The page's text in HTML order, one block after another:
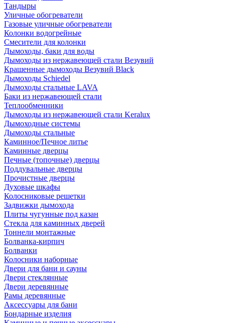
Тандыры
Уличные обогреватели
Газовые уличные обогреватели
Колонки водогрейные
Смесители для колонки
Дымоходы, баки для воды
Дымоходы из нержавеющей стали Везувий
Крашенные дымоходы Везувий Black
Дымоходы Schiedel
Дымоходы стальные LAVA
Баки из нержавеющей стали
Теплообменники
Дымоходы из нержавеющей стали Keralux
Дымоходные системы
Дымоходы стальные
Каминное/Печное литье
Каминные дверцы
Печные (топочные) дверцы
Поддувальные дверцы
Прочистные дверцы
Духовые шкафы
Колосниковые решетки
Задвижки дымохода
Плиты чугунные под казан
Стекла для каминных дверей
Тоннели монтажные
Болванка-кирпич
Болванки
Колосники наборные
Двери для бани и сауны
Двери стеклянные
Двери деревянные
Рамы деревянные
Аксессуары для бани
Бондарные изделия